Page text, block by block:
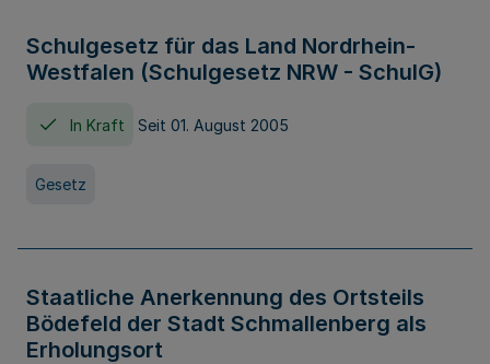
Schulgesetz für das Land Nordrhein-
Westfalen (Schulgesetz NRW - SchulG)
In Kraft Seit 01. August 2005
Gesetz
Staatliche Anerkennung des Ortsteils
Bödefeld der Stadt Schmallenberg als
Erholungsort